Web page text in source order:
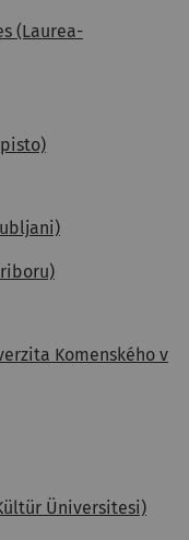
(Laurea-
Komenského v
Üniversitesi)